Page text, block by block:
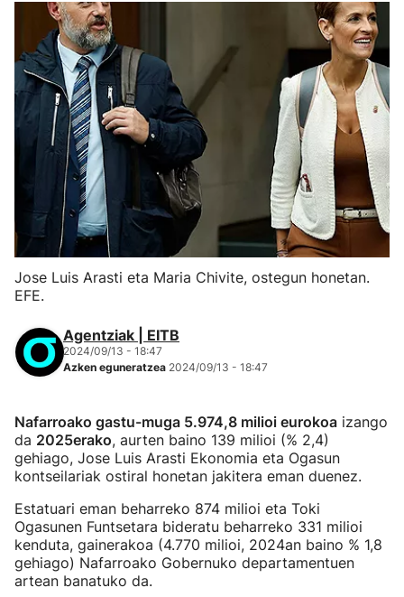
Jose Luis Arasti eta Maria Chivite, ostegun honetan.
EFE.
Agentziak | EITB
2024/09/13 - 18:47
Azken eguneratzea 2024/09/13 - 18:47
Nafarroako gastu-muga 5.974,8 milioi eurokoa izango
da 2025erako, aurten baino 139 milioi (% 2,4)
gehiago, Jose Luis Arasti Ekonomia eta Ogasun
kontseilariak ostiral honetan jakitera eman duenez.
Estatuari eman beharreko 874 milioi eta Toki
Ogasunen Funtsetara bideratu beharreko 331 milioi
kenduta, gainerakoa (4.770 milioi, 2024an baino % 1,8
gehiago) Nafarroako Gobernuko departamentuen
artean banatuko da.